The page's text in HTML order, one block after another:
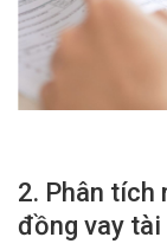
2. Phân tích
đồng vay tài